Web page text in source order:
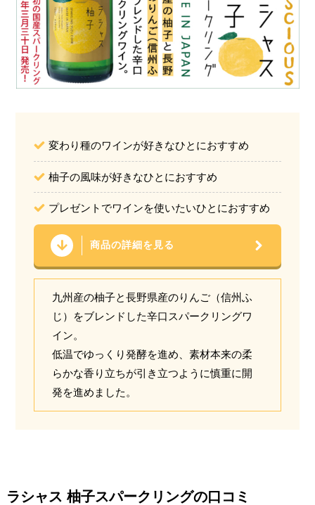
変わり種のワインが好きなひとにおすすめ
柚子の風味が好きなひとにおすすめ
プレゼントでワインを使いたいひとにおすすめ
商品の詳細を見る
九州産の柚子と長野県産のりんご（信州ふ
じ）をブレンドした辛口スパークリングワ
イン。
低温でゆっくり発酵を進め、素材本来の柔
らかな香り立ちが引き立つように慎重に開
発を進めました。
ラシャス 柚子スパークリングの口コミ